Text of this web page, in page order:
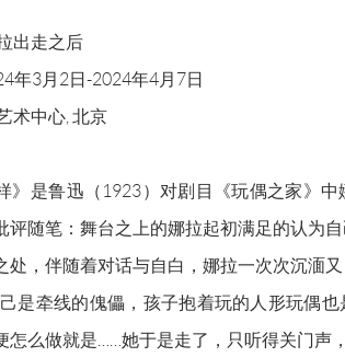
出走之后
年3月2日-2024年4月7日
术中心, 北京
》是鲁迅（1923）对剧目《玩偶之家》
评随笔：舞台之上的娜拉起初满足的认为
处，伴随着对话与自白，娜拉一次次沉湎
是牵线的傀儡，孩子抱着玩的人形玩偶
怎么做就是……她于是走了，只听得关门声